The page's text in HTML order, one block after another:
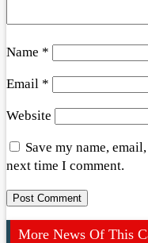
Name *
Email *
Website
Save my name,
next time I comment.
More News Of This